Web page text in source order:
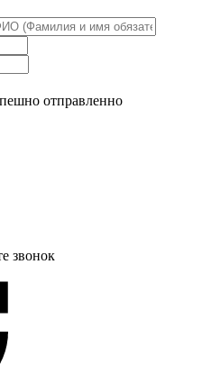
отправленно
звонок